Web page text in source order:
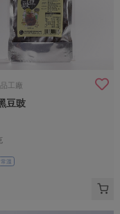
工廠
豆豉
常溫